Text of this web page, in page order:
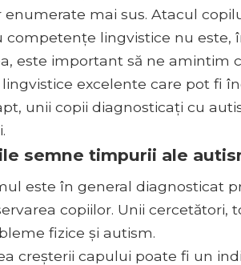
mai sus. Atacul
lingvistice nu este,
este important să ne amintim
excelente care pot fi
unii copii diagnosticați cu
semne timpurii ale
este în general diagnosticat
copiilor. Unii cercetători,
fizice și autism.
creșterii capului poate fi un